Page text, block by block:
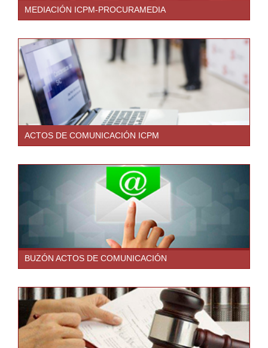
MEDIACIÓN ICPM-PROCURAMEDIA
ACTOS DE COMUNICACIÓN ICPM
BUZÓN ACTOS DE COMUNICACIÓN